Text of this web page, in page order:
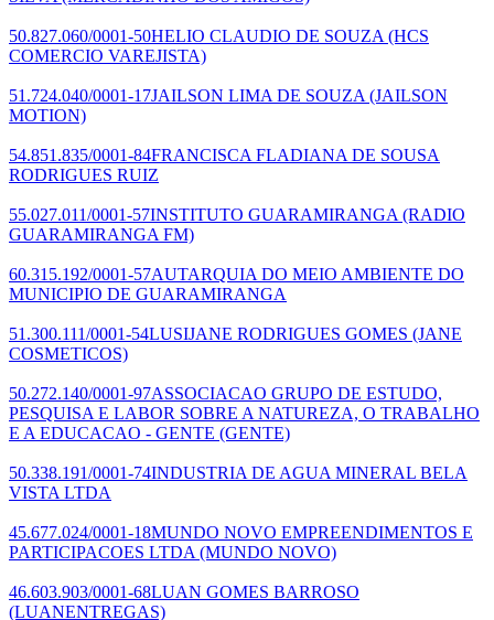
50.827.060/0001-50HELIO CLAUDIO DE SOUZA (HCS
COMERCIO VAREJISTA)
51.724.040/0001-17JAILSON LIMA DE SOUZA (JAILSON
MOTION)
54.851.835/0001-84FRANCISCA FLADIANA DE SOUSA
RODRIGUES RUIZ
55.027.011/0001-57INSTITUTO GUARAMIRANGA (RADIO
GUARAMIRANGA FM)
60.315.192/0001-57AUTARQUIA DO MEIO AMBIENTE DO
MUNICIPIO DE GUARAMIRANGA
51.300.111/0001-54LUSIJANE RODRIGUES GOMES (JANE
COSMETICOS)
50.272.140/0001-97ASSOCIACAO GRUPO DE ESTUDO,
PESQUISA E LABOR SOBRE A NATUREZA, O TRABALHO
E A EDUCACAO - GENTE (GENTE)
50.338.191/0001-74INDUSTRIA DE AGUA MINERAL BELA
VISTA LTDA
45.677.024/0001-18MUNDO NOVO EMPREENDIMENTOS E
PARTICIPACOES LTDA (MUNDO NOVO)
46.603.903/0001-68LUAN GOMES BARROSO
(LUANENTREGAS)